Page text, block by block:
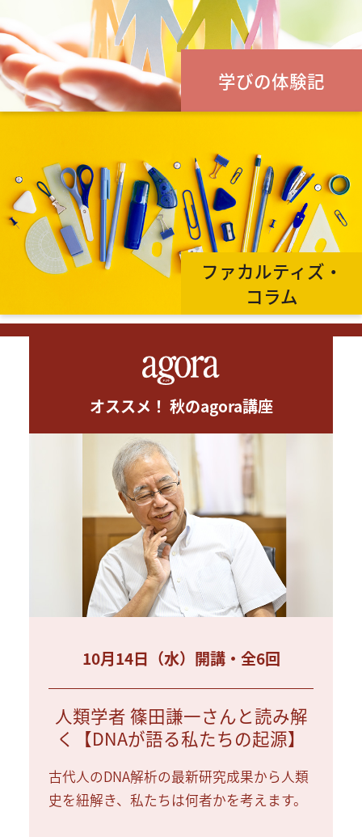
学びの体験記
ファカルティズ・
コラム
オススメ！ 秋のagora講座
10月14日（水）開講・全6回
人類学者 篠田謙一さんと読み解
く【DNAが語る私たちの起源】
古代人のDNA解析の最新研究成果から人類
史を紐解き、私たちは何者かを考えます。